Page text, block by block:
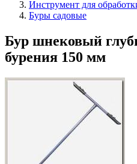
Инструмент для
Буры садовые
Бур шнековый
бурения 150 мм